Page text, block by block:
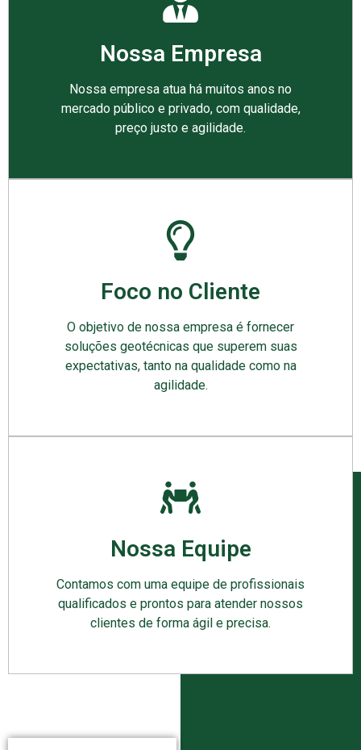
Nossa Empresa
Nossa empresa atua há muitos anos no
mercado público e privado, com qualidade,
preço justo e agilidade.
Foco no Cliente
O objetivo de nossa empresa é fornecer
soluções geotécnicas que superem suas
expectativas, tanto na qualidade como na
agilidade.
Nossa Equipe
Contamos com uma equipe de profissionais
qualificados e prontos para atender nossos
clientes de forma ágil e precisa.